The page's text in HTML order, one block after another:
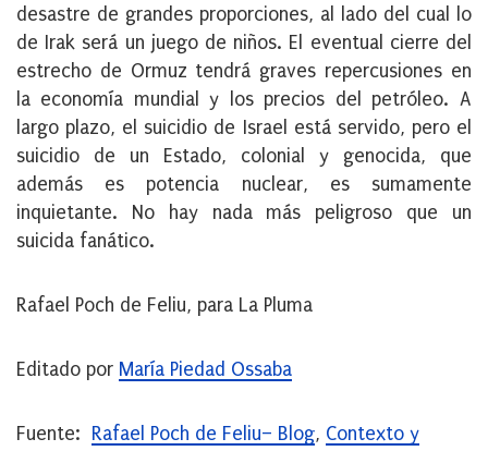
desastre de grandes proporciones, al lado del cual lo
de Irak será un juego de niños. El eventual cierre del
estrecho de Ormuz tendrá graves repercusiones en
la economía mundial y los precios del petróleo. A
largo plazo, el suicidio de Israel está servido, pero el
suicidio de un Estado, colonial y genocida, que
además es potencia nuclear, es sumamente
inquietante. No hay nada más peligroso que un
suicida fanático.
Rafael Poch de Feliu, para La Pluma
Editado por María Piedad Ossaba
Fuente: Rafael Poch de Feliu– Blog, Contexto y